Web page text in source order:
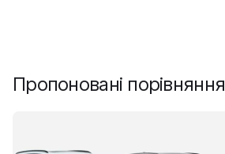
Пропоновані порівняння